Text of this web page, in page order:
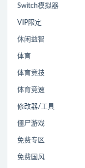
Switch模拟器
VIP限定
休闲益智
体育
体育竞技
体育竞速
修改器/工具
僵尸游戏
免费专区
免费国风